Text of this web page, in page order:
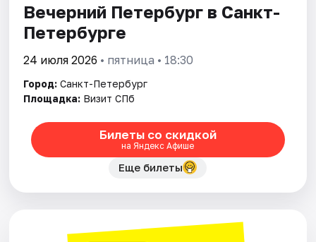
Города
Площадки
Рейтинги
Вечерний Петербург в Санкт-
Петербурге
24 июля 2026 • пятница • 18:30
Город: Санкт-Петербург
Площадка: Визит СПб
Билеты со скидкой
на Яндекс Афише
Еще билеты